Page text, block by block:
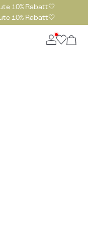
10% Rabatt🤍
10% Rabatt🤍